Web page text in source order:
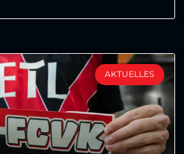
AKTUELLES